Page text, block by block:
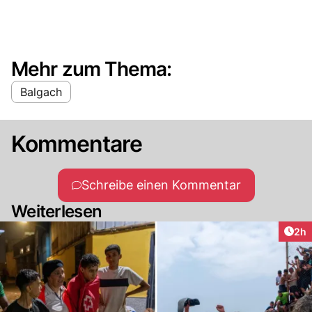
Mehr zum Thema:
Balgach
Kommentare
Schreibe einen Kommentar
Weiterlesen
2h